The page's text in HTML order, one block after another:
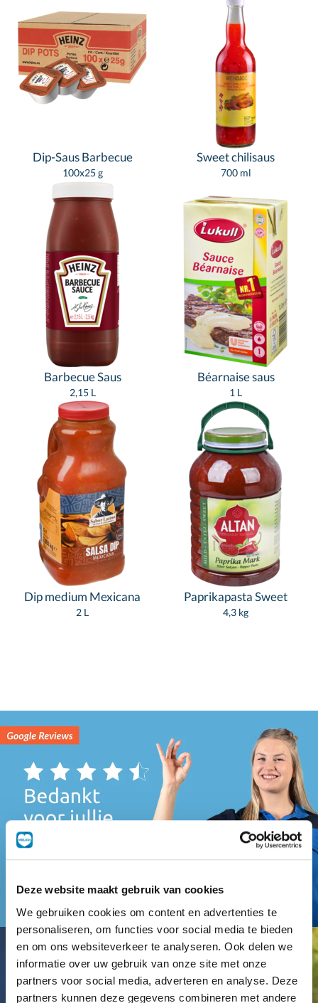
Deze website maakt gebruik van cookies
We gebruiken cookies om content en advertenties te
personaliseren, om functies voor social media te bieden
en om ons websiteverkeer te analyseren. Ook delen we
informatie over uw gebruik van onze site met onze
partners voor social media, adverteren en analyse. Deze
partners kunnen deze gegevens combineren met andere
Dip-Saus Barbecue
100x25 g
Sweet chilisaus
700 ml
Barbecue Saus
2,15 L
Béarnaise saus
1 L
Dip medium Mexicana
2 L
Paprikapasta Sweet
4,3 kg